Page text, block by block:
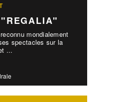
mondialement
spectacles sur la
...